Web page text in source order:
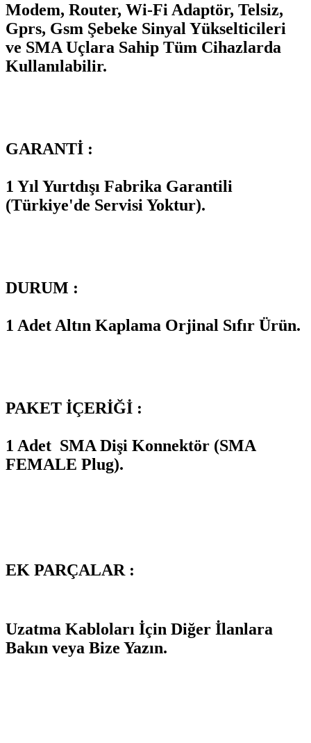
Modem, Router, Wi-Fi Adaptör, Telsiz,
Gprs, Gsm Şebeke Sinyal Yükselticileri
ve SMA Uçlara Sahip Tüm Cihazlarda
Kullanılabilir.
GARANTİ :
1 Yıl Yurtdışı Fabrika Garantili
(Türkiye'de Servisi Yoktur).
DURUM :
1 Adet Altın Kaplama Orjinal Sıfır Ürün.
PAKET İÇERİĞİ :
1 Adet SMA Dişi Konnektör (SMA
FEMALE Plug).
EK PARÇALAR :
Uzatma Kabloları İçin Diğer İlanlara
Bakın veya Bize Yazın.